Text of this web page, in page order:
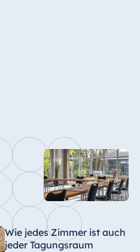
Wie jedes Zimmer ist auch
jeder Tagungsraum